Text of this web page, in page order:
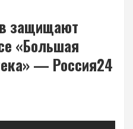
защищают
«Большая
— Россия24